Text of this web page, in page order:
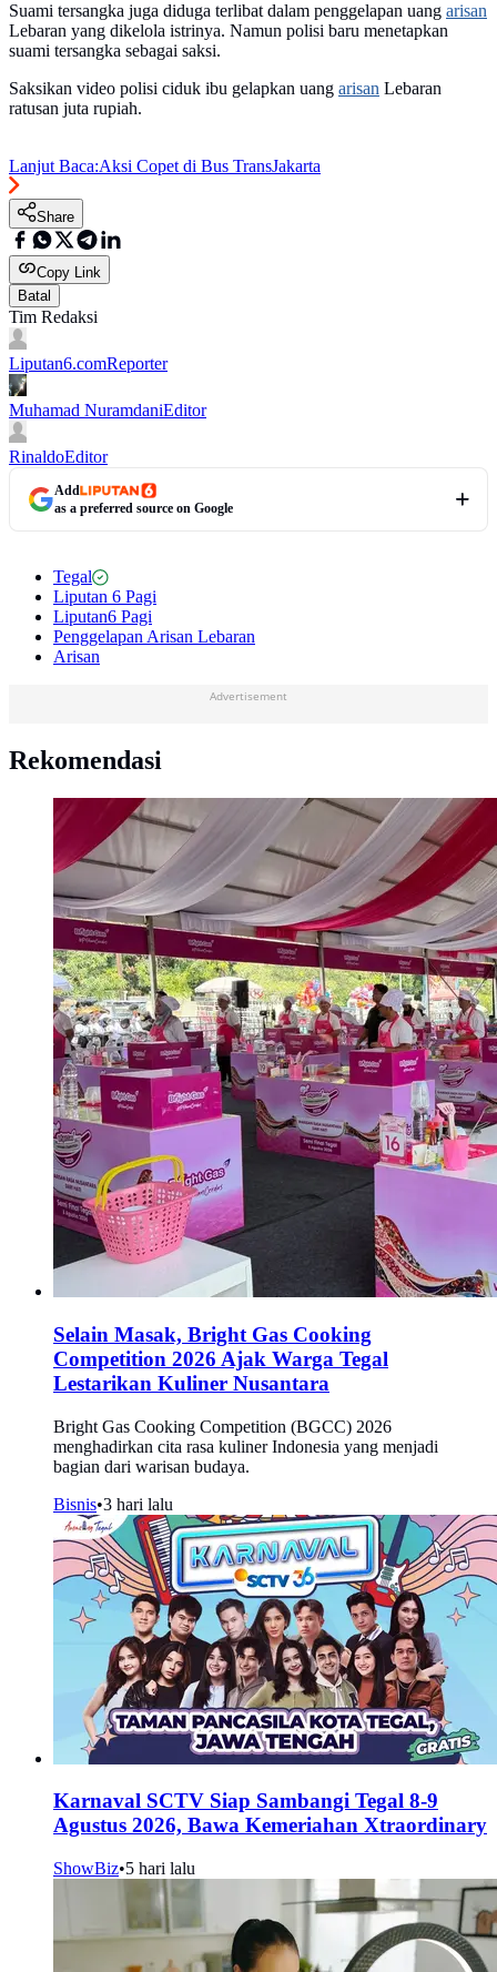
Suami tersangka juga diduga terlibat dalam penggelapan uang arisan
Lebaran yang dikelola istrinya. Namun polisi baru menetapkan
suami tersangka sebagai saksi.
Saksikan video polisi ciduk ibu gelapkan uang arisan Lebaran
ratusan juta rupiah.
Lanjut Baca:Aksi Copet di Bus TransJakarta
Share
Copy Link
Batal
Tim Redaksi
Liputan6.comReporter
Muhamad NuramdaniEditor
RinaldoEditor
Add
as a preferred source on Google
Tegal
Liputan 6 Pagi
Liputan6 Pagi
Penggelapan Arisan Lebaran
Arisan
Advertisement
Rekomendasi
Selain Masak, Bright Gas Cooking
Competition 2026 Ajak Warga Tegal
Lestarikan Kuliner Nusantara
Bright Gas Cooking Competition (BGCC) 2026
menghadirkan cita rasa kuliner Indonesia yang menjadi
bagian dari warisan budaya.
Bisnis•3 hari lalu
Karnaval SCTV Siap Sambangi Tegal 8-9
Agustus 2026, Bawa Kemeriahan Xtraordinary
ShowBiz•5 hari lalu